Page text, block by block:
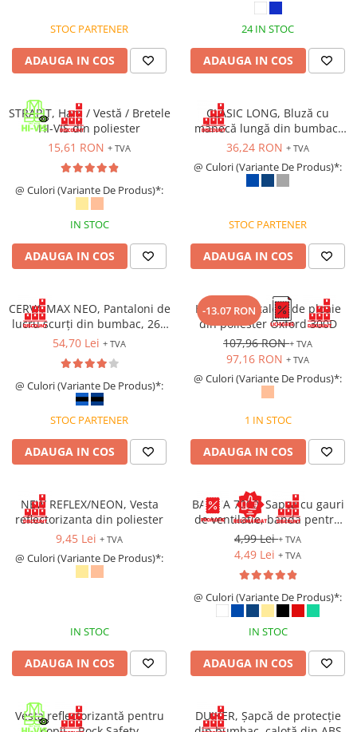
Bocanci de lucru O1
Bocanci de lucru O2
Bocanci de protecție S1
Bocanci de protecție S1P
Bocanci de protecție S2
Bocanci de protecție S3
Cizme outdoor
Cizme de lucru OB
Cizme de lucru O4/O5
Cizme de protecție S4
Cizme de protecție S5
Cizme electroizolante
Saboți și papuci de uz general
Saboți de lucru O1
Saboți de protecție OB
Saboți de protecție SB
Sandale de protecție OB
Sandale de lucru O1
Sandale de protecție SB
PROTECȚIA MÂINILOR
Mănuși de protecție
Protecție tăiere
Protecție chimică si biologică
STOC PARTENER
ADAUGA IN COS
24 IN STOC
ADAUGA IN COS
STRAPIT, Ham / Vestă / Bretele
HI-VIS din poliester
15,61 RON + TVA
@ Culori (Variante De Produs)*:
IN STOC
ADAUGA IN COS
CLASIC LONG, Bluză cu
mânecă lungă din bumbac,
150 g/mp
36,24 RON + TVA
@ Culori (Variante De Produs)*:
STOC PARTENER
ADAUGA IN COS
CERVA MAX NEO, Pantaloni de
lucru scurți din bumbac, 260
g/mp
54,70 Lei + TVA
@ Culori (Variante De Produs)*:
STOC PARTENER
ADAUGA IN COS
-13.07 RON
HYDRA, Pantaloni de ploaie
din poliester Oxford 300D
107,96 RON+ TVA
97,16 RON + TVA
@ Culori (Variante De Produs)*:
1 IN STOC
ADAUGA IN COS
NEW REFLEX/NEON, Vesta
reflectorizanta din poliester
9,45 Lei + TVA
@ Culori (Variante De Produs)*:
IN STOC
ADAUGA IN COS
BASICA 7000, Sapca cu gauri
de ventilatie, banda pentru
transpiratie si prindere cu
arici
4,99 Lei+ TVA
4,49 Lei + TVA
@ Culori (Variante De Produs)*:
IN STOC
ADAUGA IN COS
Vesta reflectorizantă pentru
DUIKER, Șapcă de protecție